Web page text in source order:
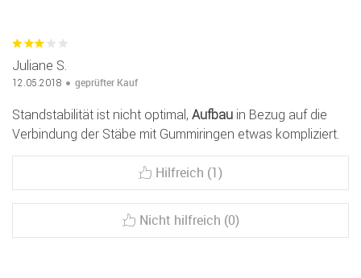
Juliane S.
12.05.2018 geprüfter Kauf
Standstabilität ist nicht optimal, Aufbau in Bezug auf die
Verbindung der Stäbe mit Gummiringen etwas kompliziert.
Hilfreich (1)
Nicht hilfreich (0)